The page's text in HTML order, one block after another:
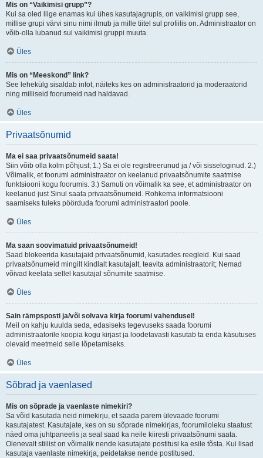
Mis on “Vaikimisi grupp”?
Kui sa oled liige enamas kui ühes kasutajagrupis, on vaikimisi grupp see,
millise grupi värvi sinu nimi ilmub ja mille tiitel sul profiilis on. Administraator on
võib-olla lubanud sul vaikimisi gruppi muuta.
Üles
Mis on “Meeskond” link?
See lehekülg sisaldab infot, näiteks kes on administraatorid ja moderaatorid
ning milliseid foorumeid nad haldavad.
Üles
Privaatsõnumid
Ma ei saa privaatsõnumeid saata!
Siin võib olla kolm põhjust; 1.) Sa ei ole registreerunud ja / või sisseloginud. 2.)
Võimalik, et foorumi administraator on keelanud privaatsõnumite saatmise
funktsiooni kogu foorumis. 3.) Samuti on võimalik ka see, et administraator on
keelanud just Sinul saata privaatsõnumeid. Rohkema informatsiooni
saamiseks tuleks pöörduda foorumi administraatori poole.
Üles
Ma saan soovimatuid privaatsõnumeid!
Saad blokeerida kasutajaid privaatsõnumid, kasutades reegleid. Kui saad
privaatsõnumeid mingilt kindlalt kasutajalt, teavita administraatorit; Nemad
võivad keelata sellel kasutajal sõnumite saatmise.
Üles
Sain rämpsposti ja/või solvava kirja foorumi vahendusel!
Meil on kahju kuulda seda, edasiseks tegevuseks saada foorumi
administraatorile koopia kogu kirjast ja loodetavasti kasutab ta enda käsutuses
olevaid meetmeid selle lõpetamiseks.
Üles
Sõbrad ja vaenlased
Mis on sõprade ja vaenlaste nimekiri?
Sa võid kasutada neid nimekirju, et saada parem ülevaade foorumi
kasutajatest. Kasutajate, kes on su sõprade nimekirjas, foorumiloleku staatust
näed oma juhtpaneelis ja seal saad ka neile kiiresti privaatsõnumi saata.
Olenevalt stiilist on võimalik nende kasutajate postitusi ka esile tõsta. Kui lisad
kasutaja vaenlaste nimekirja, peidetakse nende postitused.